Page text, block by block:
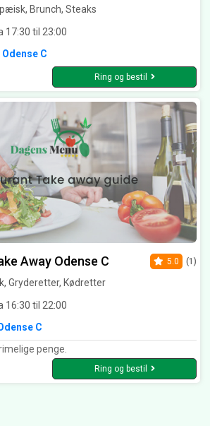
Brunch, Steaks
17:30 til 23:00
C
Ring og bestil
Away Odense C
Gryderetter, Kødretter
16:30 til 22:00
5.0 (1)
C
penge.
Ring og bestil